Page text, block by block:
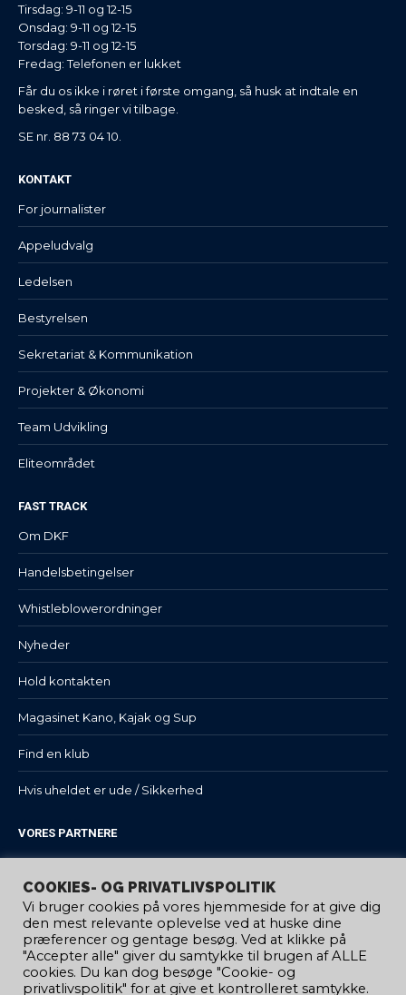
Tirsdag: 9-11 og 12-15
Onsdag: 9-11 og 12-15
Torsdag: 9-11 og 12-15
Fredag: Telefonen er lukket
Får du os ikke i røret i første omgang, så husk at indtale en
besked, så ringer vi tilbage.
SE nr. 88 73 04 10.
KONTAKT
For journalister
Appeludvalg
Ledelsen
Bestyrelsen
Sekretariat & Kommunikation
Projekter & Økonomi
Team Udvikling
Eliteområdet
FAST TRACK
Om DKF
Handelsbetingelser
Whistleblowerordninger
Nyheder
Hold kontakten
Magasinet Kano, Kajak og Sup
Find en klub
Hvis uheldet er ude / Sikkerhed
VORES PARTNERE
COOKIES- OG PRIVATLIVSPOLITIK
Vi bruger cookies på vores hjemmeside for at give dig
den mest relevante oplevelse ved at huske dine
præferencer og gentage besøg. Ved at klikke på
"Accepter alle" giver du samtykke til brugen af ​​ALLE
cookies. Du kan dog besøge "Cookie- og
privatlivspolitik" for at give et kontrolleret samtykke.